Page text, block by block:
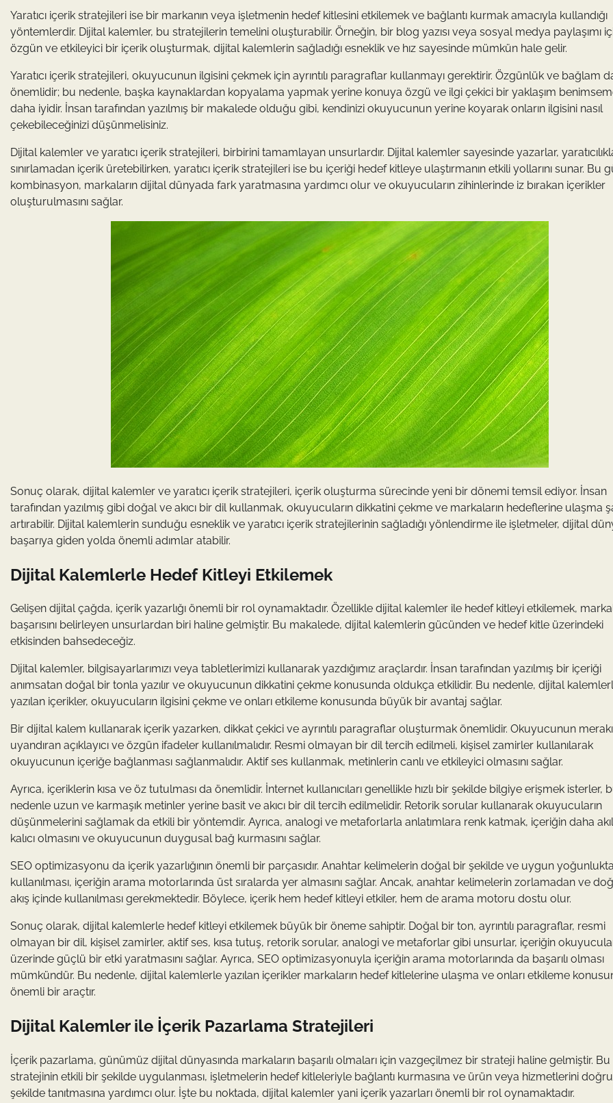
Yaratıcı içerik stratejileri ise bir markanın veya işletmenin hedef kitlesini etkilemek ve bağlantı kurmak amacıyla kullandığı
yöntemlerdir. Dijital kalemler, bu stratejilerin temelini oluşturabilir. Örneğin, bir blog yazısı veya sosyal medya paylaşımı
özgün ve etkileyici bir içerik oluşturmak, dijital kalemlerin sağladığı esneklik ve hız sayesinde mümkün hale gelir.
Yaratıcı içerik stratejileri, okuyucunun ilgisini çekmek için ayrıntılı paragraflar kullanmayı gerektirir. Özgünlük ve bağlam
önemlidir; bu nedenle, başka kaynaklardan kopyalama yapmak yerine konuya özgü ve ilgi çekici bir yaklaşım
daha iyidir. İnsan tarafından yazılmış bir makalede olduğu gibi, kendinizi okuyucunun yerine koyarak onların ilgisini nasıl
çekebileceğinizi düşünmelisiniz.
Dijital kalemler ve yaratıcı içerik stratejileri, birbirini tamamlayan unsurlardır. Dijital kalemler sayesinde yazarlar,
sınırlamadan içerik üretebilirken, yaratıcı içerik stratejileri ise bu içeriği hedef kitleye ulaştırmanın etkili yollarını sunar. Bu
kombinasyon, markaların dijital dünyada fark yaratmasına yardımcı olur ve okuyucuların zihinlerinde iz bırakan içerikler
oluşturulmasını sağlar.
Sonuç olarak, dijital kalemler ve yaratıcı içerik stratejileri, içerik oluşturma sürecinde yeni bir dönemi temsil ediyor. İnsan
tarafından yazılmış gibi doğal ve akıcı bir dil kullanmak, okuyucuların dikkatini çekme ve markaların hedeflerine ulaşma
artırabilir. Dijital kalemlerin sunduğu esneklik ve yaratıcı içerik stratejilerinin sağladığı yönlendirme ile işletmeler, dijital
başarıya giden yolda önemli adımlar atabilir.
Dijital Kalemlerle Hedef Kitleyi Etkilemek
Gelişen dijital çağda, içerik yazarlığı önemli bir rol oynamaktadır. Özellikle dijital kalemler ile hedef kitleyi etkilemek,
başarısını belirleyen unsurlardan biri haline gelmiştir. Bu makalede, dijital kalemlerin gücünden ve hedef kitle üzerindeki
etkisinden bahsedeceğiz.
Dijital kalemler, bilgisayarlarımızı veya tabletlerimizi kullanarak yazdığımız araçlardır. İnsan tarafından yazılmış bir içeriği
anımsatan doğal bir tonla yazılır ve okuyucunun dikkatini çekme konusunda oldukça etkilidir. Bu nedenle, dijital
yazılan içerikler, okuyucuların ilgisini çekme ve onları etkileme konusunda büyük bir avantaj sağlar.
Bir dijital kalem kullanarak içerik yazarken, dikkat çekici ve ayrıntılı paragraflar oluşturmak önemlidir. Okuyucunun
uyandıran açıklayıcı ve özgün ifadeler kullanılmalıdır. Resmi olmayan bir dil tercih edilmeli, kişisel zamirler kullanılarak
okuyucunun içeriğe bağlanması sağlanmalıdır. Aktif ses kullanmak, metinlerin canlı ve etkileyici olmasını sağlar.
Ayrıca, içeriklerin kısa ve öz tutulması da önemlidir. İnternet kullanıcıları genellikle hızlı bir şekilde bilgiye erişmek isterler,
nedenle uzun ve karmaşık metinler yerine basit ve akıcı bir dil tercih edilmelidir. Retorik sorular kullanarak okuyucuların
düşünmelerini sağlamak da etkili bir yöntemdir. Ayrıca, analogi ve metaforlarla anlatımlara renk katmak, içeriğin daha
kalıcı olmasını ve okuyucunun duygusal bağ kurmasını sağlar.
SEO optimizasyonu da içerik yazarlığının önemli bir parçasıdır. Anahtar kelimelerin doğal bir şekilde ve uygun yoğunlukta
kullanılması, içeriğin arama motorlarında üst sıralarda yer almasını sağlar. Ancak, anahtar kelimelerin zorlamadan ve
akış içinde kullanılması gerekmektedir. Böylece, içerik hem hedef kitleyi etkiler, hem de arama motoru dostu olur.
Sonuç olarak, dijital kalemlerle hedef kitleyi etkilemek büyük bir öneme sahiptir. Doğal bir ton, ayrıntılı paragraflar, resmi
olmayan bir dil, kişisel zamirler, aktif ses, kısa tutuş, retorik sorular, analogi ve metaforlar gibi unsurlar, içeriğin
üzerinde güçlü bir etki yaratmasını sağlar. Ayrıca, SEO optimizasyonuyla içeriğin arama motorlarında da başarılı olması
mümkündür. Bu nedenle, dijital kalemlerle yazılan içerikler markaların hedef kitlelerine ulaşma ve onları etkileme
önemli bir araçtır.
Dijital Kalemler ile İçerik Pazarlama Stratejileri
İçerik pazarlama, günümüz dijital dünyasında markaların başarılı olmaları için vazgeçilmez bir strateji haline gelmiştir. Bu
stratejinin etkili bir şekilde uygulanması, işletmelerin hedef kitleleriyle bağlantı kurmasına ve ürün veya hizmetlerini
şekilde tanıtmasına yardımcı olur. İşte bu noktada, dijital kalemler yani içerik yazarları önemli bir rol oynamaktadır.